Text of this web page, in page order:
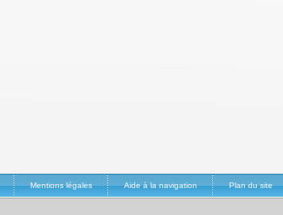
Mentions légales Aide à la navigation Plan du site